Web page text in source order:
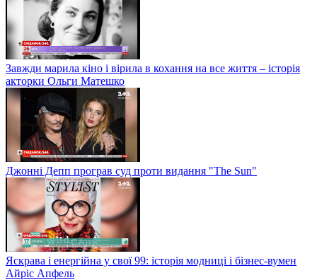
Завжди марила кіно і вірила в кохання на все життя – історія
акторки Ольги Матешко
Джонні Депп програв суд проти видання "The Sun"
Яскрава і енергійна у свої 99: історія модниці і бізнес-вумен
Айріс Апфель